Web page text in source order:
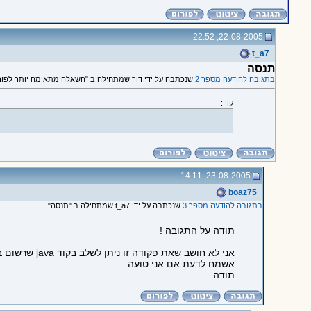
22-08-2005, 22:52
t_a7
תנסה
בתגובה להודעה מספר 2 שנכתבה על ידי דור שמתחילה ב "השאלה מתאימה יותר
קוד:
23-08-2005, 14:11
boaz75
בתגובה להודעה מספר 3 שנכתבה על ידי t_a7 שמתחילה ב "תנסה"
תודה על התגובה !
אני לא חושב שאת פקודה זו ניתן לשלב בקוד java שרשום בawt .
אשמח לדעת אם אני טועה.
תודה.